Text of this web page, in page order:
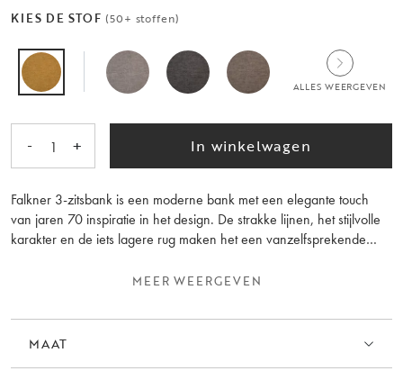
KIES DE STOF (50+ stoffen)
ALLES WEERGEVEN
- 1 + In winkelwagen
Falkner 3-zitsbank is een moderne bank met een elegante touch
van jaren 70 inspiratie in het design. De strakke lijnen, het stijlvolle
karakter en de iets lagere rug maken het een vanzelfsprekende
losse rugkussens en twee sierkussens, dit geeft je de mogelijkheid
jij wilt om de juiste sfeer te creëren, of haal ze helemaal weg voor
een strakke en minimalistische look. Falkner is opgebouwd met
MEER WEERGEVEN
MAAT